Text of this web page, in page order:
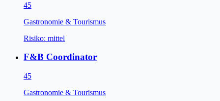
45
Gastronomie & Tourismus
Risiko: mittel
F&B Coordinator
45
Gastronomie & Tourismus